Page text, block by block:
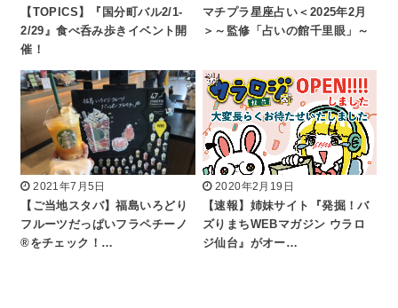
【TOPICS】『国分町バル2/1-
2/29』食べ呑み歩きイベント開
催！
マチプラ星座占い＜2025年2月
＞～監修「占いの館千里眼」～
2021年7月5日
【ご当地スタバ】福島いろどり
フルーツだっぱいフラペチーノ
®︎をチェック！…
2020年2月19日
【速報】姉妹サイト『発掘！バ
ズりまちWEBマガジン ウラロ
ジ仙台』がオー…